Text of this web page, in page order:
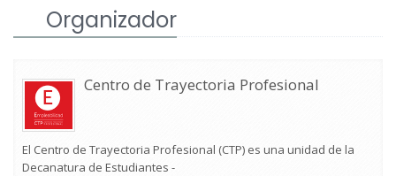
Organizador
Centro de Trayectoria Profesional
El Centro de Trayectoria Profesional (CTP) es una unidad de la
Decanatura de Estudiantes -